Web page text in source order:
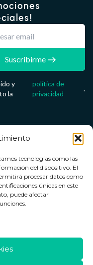
tecnologías como las
del dispositivo. El
procesar datos como
únicas en este
puede afectar
Suscribirme
y
la
política de
privacidad
.
S.L
de pago